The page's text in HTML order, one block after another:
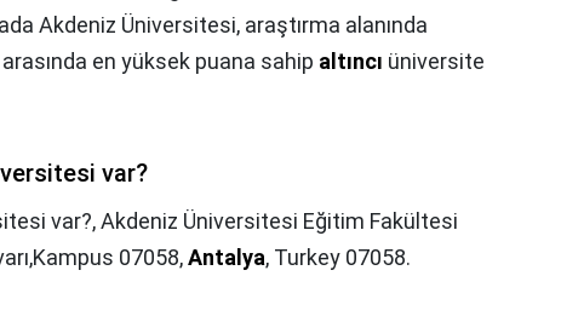
Akdeniz Üniversitesi, araştırma alanında
en yüksek puana sahip altıncı üniversite
var?
var?,Akdeniz Üniversitesi Eğitim Fakültesi
07058,Antalya, Turkey 07058.